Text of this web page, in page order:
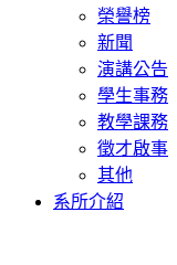
榮譽榜
新聞
演講公告
學生事務
教學課務
徵才啟事
其他
系所介紹